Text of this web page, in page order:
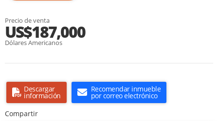
Precio de venta
US$187,000
Dólares Americanos
Descargar
información
Recomendar inmueble
por correo electrónico
Compartir